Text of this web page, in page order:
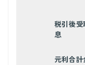
税引後受
息
元利合計